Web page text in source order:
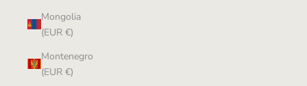
Mongolia
(EUR €)
Montenegro
(EUR €)